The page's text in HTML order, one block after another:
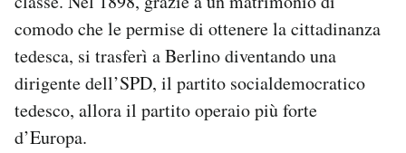
comodo che le permise di ottenere la cittadinanza
tedesca, si trasferì a Berlino diventando una
dirigente dell’SPD, il partito socialdemocratico
tedesco, allora il partito operaio più forte
d’Europa.